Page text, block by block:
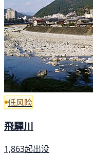
低风险
飛驒川
1,863起出没